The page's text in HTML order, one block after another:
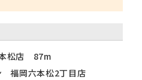
松店 87m
福岡六本松2丁目店